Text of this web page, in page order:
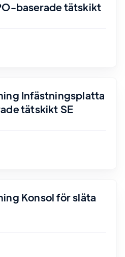
baserade tätskikt
Infästningsplatta
tätskikt SE
Konsol för släta